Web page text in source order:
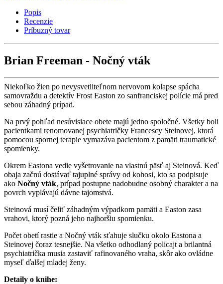
Popis
Recenzie
Príbuzný tovar
Brian Freeman - Nočný vták
Niekoľko žien po nevysvetliteľnom nervovom kolapse spácha
samovraždu a detektív Frost Easton zo sanfranciskej polície má pred
sebou záhadný prípad.
Na prvý pohľad nesúvisiace obete majú jedno spoločné. Všetky boli
pacientkami renomovanej psychiatričky Francescy Steinovej, ktorá
pomocou spornej terapie vymazáva pacientom z pamäti traumatické
spomienky.
Okrem Eastona vedie vyšetrovanie na vlastnú päsť aj Steinová. Keď
obaja začnú dostávať tajuplné správy od kohosi, kto sa podpisuje
ako Nočný vták, prípad postupne nadobudne osobný charakter a na
povrch vyplávajú dávne tajomstvá.
Steinová musí čeliť záhadným výpadkom pamäti a Easton zasa
vrahovi, ktorý pozná jeho najhoršiu spomienku.
Počet obetí rastie a Nočný vták sťahuje slučku okolo Eastona a
Steinovej čoraz tesnejšie. Na všetko odhodlaný policajt a brilantná
psychiatrička musia zastaviť rafinovaného vraha, skôr ako ovládne
myseľ ďalšej mladej ženy.
Detaily o knihe: